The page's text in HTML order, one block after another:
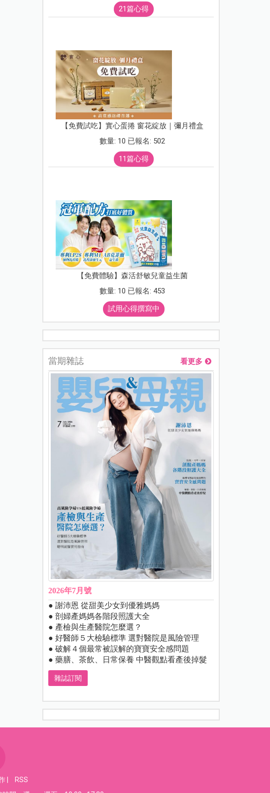
21篇心得
【免費試吃】實心蛋捲 窗花綻放｜彌月禮盒
數量: 10 已報名: 502
11篇心得
【免費體驗】森活舒敏兒童益生菌
數量: 10 已報名: 453
試用心得撰寫中
當期雜誌 看更多
2026年7月號
● 謝沛恩 從甜美少女到優雅媽媽
● 剖婦產媽媽各階段照護大全
● 產檢與生產醫院怎麼選？
● 好醫師５大檢驗標準 選對醫院是風險管理
● 破解４個最常被誤解的寶寶安全感問題
● 藥膳、茶飲、日常保養 中醫觀點看產後掉髮
雜誌訂閱
RSS